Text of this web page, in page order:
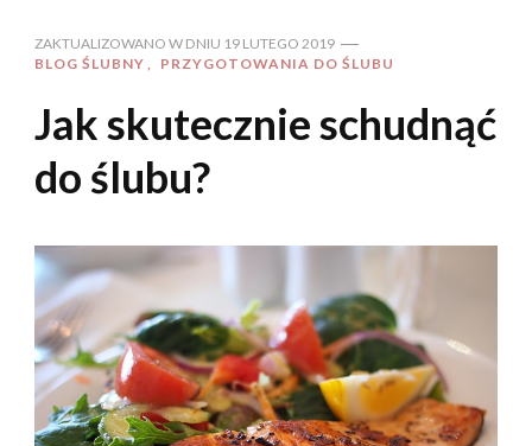
ZAKTUALIZOWANO W DNIU 19 LUTEGO 2019
BLOG ŚLUBNY
PRZYGOTOWANIA DO ŚLUBU
Jak skutecznie schudnąć
do ślubu?